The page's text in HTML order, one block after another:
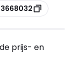
3668032
prijs- en